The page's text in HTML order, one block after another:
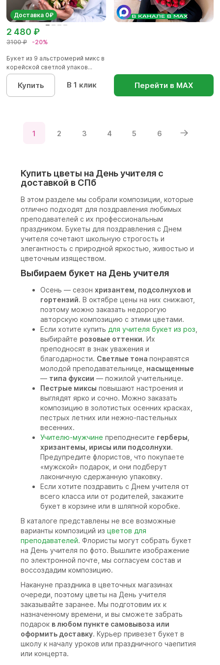
Доставка 0₽
3100 ₽ -20%
2 480 ₽
Букет из 9 альстромерий микс в
корейской светлой упаков...
Купить В 1 клик Перейти в МАХ
1 2 3 4 5 6
Купить цветы на День учителя с
доставкой в СПб
В этом разделе мы собрали композиции, которые
отлично подходят для поздравления любимых
преподавателей с их профессиональным
праздником. Букеты для поздравления с Днем
учителя сочетают школьную строгость и
элегантность с природной яркостью, живостью и
цветочным изяществом.
Выбираем букет на День учителя
Осень — сезон хризантем, подсолнухов и
гортензий. В октябре цены на них снижают,
поэтому можно заказать недорогую
авторскую композицию с этими цветами.
Если хотите купить для учителя букет из роз,
выбирайте розовые оттенки. Их
преподносят в знак уважения и
благодарности. Светлые тона понравятся
молодой преподавательнице, насыщенные
— типа фуксии — пожилой учительнице.
Пестрые миксы повышают настроения и
выглядят ярко и сочно. Можно заказать
композицию в золотистых осенних красках,
пестрых летних или нежно-пастельных
весенних.
Учителю-мужчине преподнесите герберы,
хризантемы, ирисы или подсолнухи.
Предупредите флористов, что покупаете
«мужской» подарок, и они подберут
лаконичную сдержанную упаковку.
Если хотите поздравить с Днем учителя от
всего класса или от родителей, закажите
букет в корзине или в шляпной коробке.
В каталоге представлены не все возможные
варианты композиций из цветов для
преподавателей. Флористы могут собрать букет
на День учителя по фото. Вышлите изображение
по электронной почте, мы согласуем состав и
воссоздадим композицию.
Накануне праздника в цветочных магазинах
очереди, поэтому цветы на День учителя
заказывайте заранее. Мы подготовим их к
назначенному времени, и вы сможете забрать
подарок в любом пункте самовывоза или
оформить доставку. Курьер привезет букет в
школу к началу уроков или праздничного чаепития
или концерта.